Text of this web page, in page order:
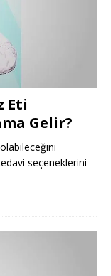
Eti
Gelir?
seçeneklerini